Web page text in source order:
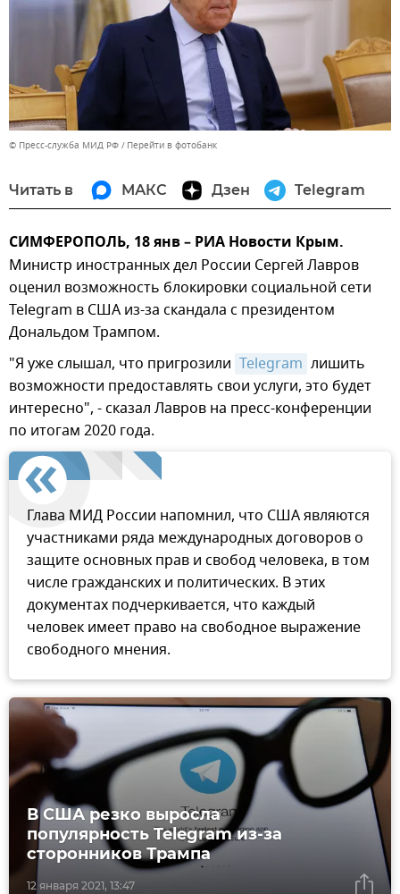
© Пресс-служба МИД РФ Перейти в фотобанк
Читать в МАКС Дзен Telegram
СИМФЕРОПОЛЬ, 18 янв – РИА Новости Крым.
Министр иностранных дел России Сергей Лавров
оценил возможность блокировки социальной сети
Telegram в США из-за скандала с президентом
Дональдом Трампом.
"Я уже слышал, что пригрозили Telegram лишить
возможности предоставлять свои услуги, это будет
интересно", - сказал Лавров на пресс-конференции
по итогам 2020 года.
Глава МИД России напомнил, что США являются
участниками ряда международных договоров о
защите основных прав и свобод человека, в том
числе гражданских и политических. В этих
документах подчеркивается, что каждый
человек имеет право на свободное выражение
свободного мнения.
12 января 2021, 13:47
В США резко выросла
популярность Telegram из-за
сторонников Трампа